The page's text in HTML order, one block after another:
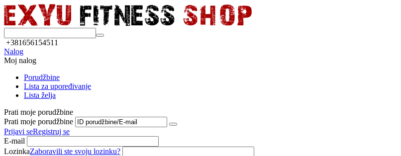
+381656154511
Nalog
Moj nalog
Porudžbine
Lista za upoređivanje
Lista želja
Prati moje porudžbine
Prati moje porudžbine
Prijavi seRegistruj se
E-mail
LozinkaZaboravili ste svoju lozinku?